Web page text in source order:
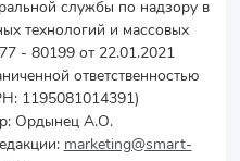
службы по надзору в
технологий и массовых
- 80199 от 22.01.2021
ответственностью
1195081014391)
Ордынец А.О.
marketing@smart-